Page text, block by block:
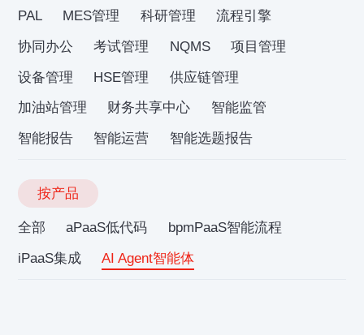
PAL
MES管理 科研管理
流程引擎
协同办公
考试管理 NQMS
项目管理
设备管理
HSE管理
供应链管理
加油站管理
财务共享中心
智能监管
智能报告
智能运营 智能选题报告
按产品
全部 aPaaS低代码
bpmPaaS智能流程
iPaaS集成
AI Agent智能体